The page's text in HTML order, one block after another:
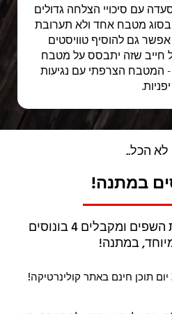
עם סיכויי הצלחה גדולים
בסוג מטבח אחד ולא תערובת
גם להוסיף טוויסטים
שזה יתבסס על מטבח
נניח - המטבח הצרפתי עם נגיעות
יפניות.
לא הכל..
רוכשים את ספר סודות השפים ומקבלים 4 בונוסים
במתנה!
מנוי במועדון פרימיום ל30 יום תוכן חינם באתר קולינרטיקה!